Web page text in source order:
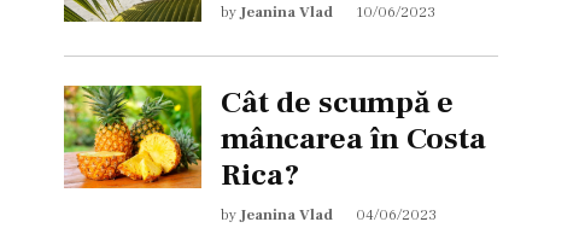
by Jeanina Vlad 10/06/2023
Cât de scumpă e
mâncarea în Costa
Rica?
by Jeanina Vlad 04/06/2023